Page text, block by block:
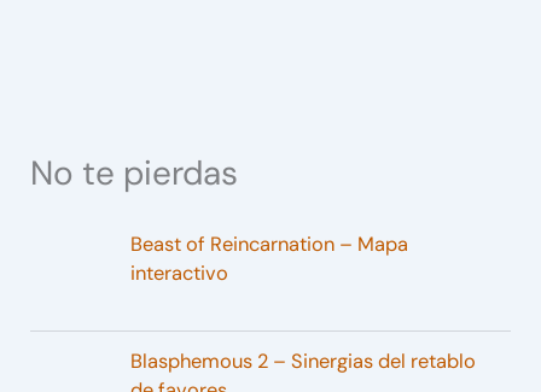
No te pierdas
Beast of Reincarnation – Mapa
interactivo
Blasphemous 2 – Sinergias del retablo